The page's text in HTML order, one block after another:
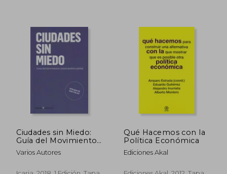
dcto.
Ciudades sin Miedo:
Guía del Movimiento
Municipal Global
Varios Autores
Qué Hacemos con la
Política Económica
Ediciones Akal